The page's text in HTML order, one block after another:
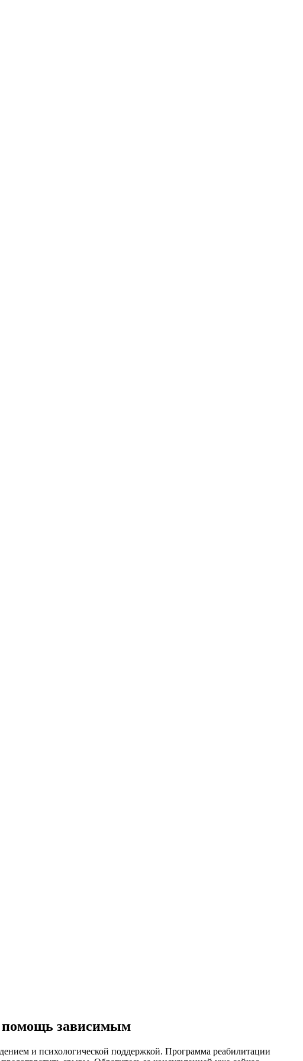
помощь зависимым
и психологической поддержкой. Программа реабилитации